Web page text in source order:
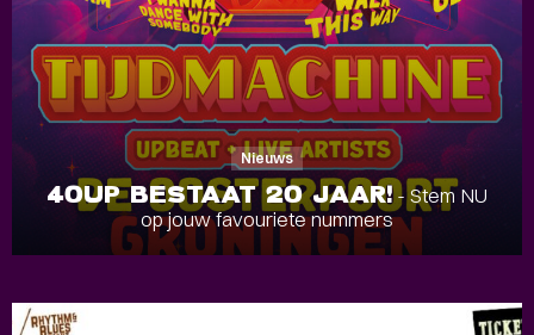
Nieuws
40UP BESTAAT 20 JAAR!- Stem NU
op jouw favouriete nummers